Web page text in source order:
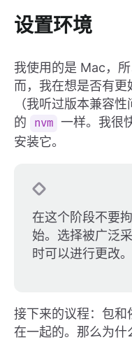
设置环境
我使用的是 Mac，
而，我在想是否有
（我听过版本兼容
的
nvm 一样。我很
安装它。
在这个阶段不要
始。选择被广泛
时可以进行更改。
接下来的议程：包
在一起的。那么为什